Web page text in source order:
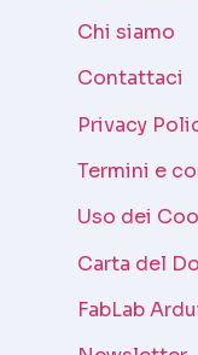
Chi siamo
Contattaci
Privacy
Termini e
Uso dei
Carta del
FabLab